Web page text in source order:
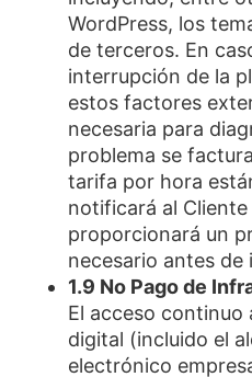
WordPress, los
de terceros. En
interrupción de la
estos factores
necesaria para
problema se
tarifa por hora
notificará al
proporcionará un
necesario antes de
1.9 No Pago de
El acceso
digital (incluido el
electrónico